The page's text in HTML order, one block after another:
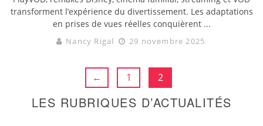
transforment l’expérience du divertissement. Les adaptations
en prises de vues réelles conquièrent ...
Nancy Rigal 29 novembre 2025
← 1 2
LES RUBRIQUES D’ACTUALITÉS